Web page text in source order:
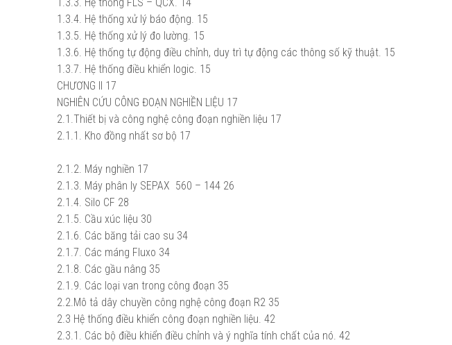
1.3.4. Hệ thống xử lý báo động. 15
1.3.5. Hệ thống xử lý đo lường. 15
1.3.6. Hệ thống tự động điều chỉnh, duy trì tự động các thông số kỹ thuật. 15
1.3.7. Hệ thống điều khiển logic. 15
CHƯƠNG II 17
NGHIÊN CỨU CÔNG ĐOẠN NGHIỀN LIỆU 17
2.1.Thiết bị và công nghệ công đoạn nghiền liệu 17
2.1.1. Kho đồng nhất sơ bộ 17
2.1.2. Máy nghiền 17
2.1.3. Máy phân ly SEPAX 560 – 144 26
2.1.4. Silo CF 28
2.1.5. Cầu xúc liệu 30
2.1.6. Các băng tải cao su 34
2.1.7. Các máng Fluxo 34
2.1.8. Các gầu nâng 35
2.1.9. Các loại van trong công đoạn 35
2.2.Mô tả dây chuyền công nghệ công đoạn R2 35
2.3 Hệ thống điều khiển công đoạn nghiền liệu. 42
2.3.1. Các bộ điều khiển điều chỉnh và ý nghĩa tính chất của nó. 42